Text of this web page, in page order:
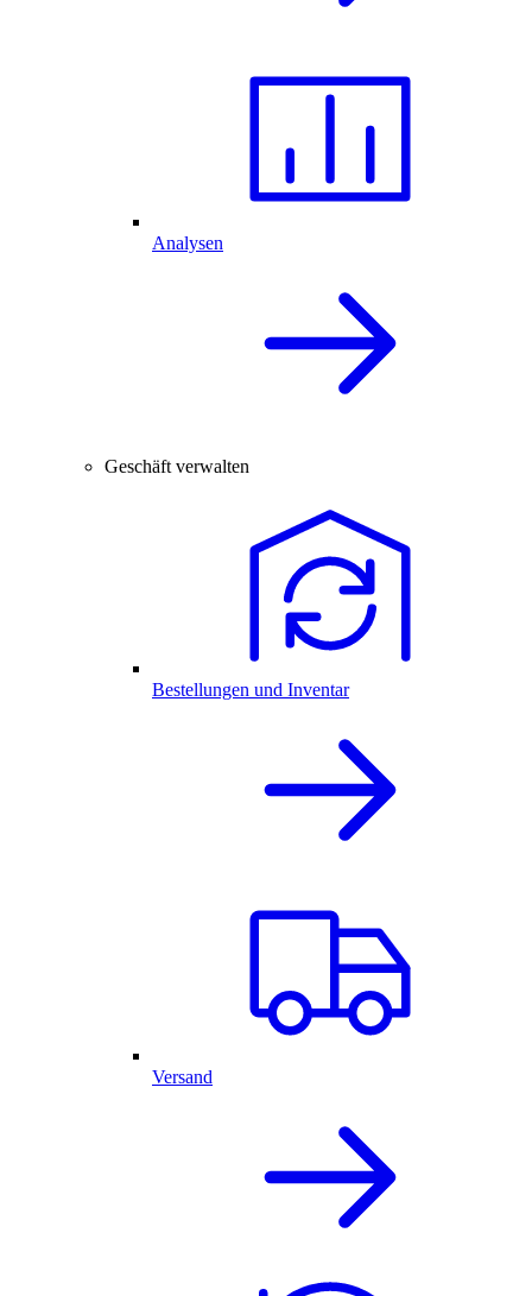
Analysen
Geschäft verwalten
Bestellungen und Inventar
Versand